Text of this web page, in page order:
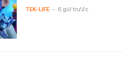
TEK-LIFE - 6 giờ trước